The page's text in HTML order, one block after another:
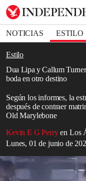
NOTICIAS ESTILO
DEPORTES
Estilo
Dua Lipa y Callum Turner
boda en otro destino
Según los informes, la
después de contraer
Old Marylebone
Kevin E G Perry en Los
Lunes, 01 de junio de
Bookmark
Removed from
Close popover
Relacionado: Dua Lipa
estelar en Glastonbury